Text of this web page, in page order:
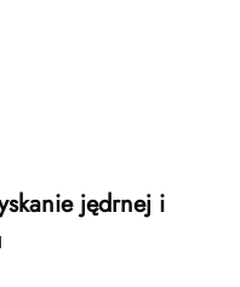
jędrnej i